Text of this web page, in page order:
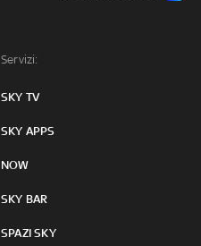
Servizi:
SKY TV
SKY APPS
NOW
SKY BAR
SPAZI SKY